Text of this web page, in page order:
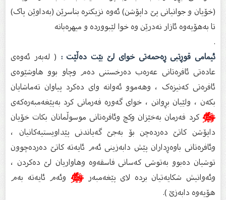
(خۆیان و جوانیانی پێ داپۆشن) ئەوە نزیکترە بناسرێن (بەداوێن پاک)
تا بەھۆیەوە ئازار نەدرێن وە خوا لێبووردە و میھرەبانە
ئیمامی قوڕتبی ڕەحمەتی خوای لێ بێت دەڵێت :( لەبەر ئەوەی
عادەتی ئافرەتانی عەرەب دەرخستنی دەم وچاو بوو هاوشێوەی
ئافرەتی کەنیزەک ، وهەموو ئەوانە وای دەکرد پیاوان تەماشایان
بکەن ، ولێیان بڕوانن ، خوای گەورە فەرمانی کرد بەپێغەمبەرەکەی
ﷺکرد فەرمان بەخێزان وکچ وئافرەتانی موسوڵمانان بکات خۆیان
داپۆشن کاتێ دەردەچن بۆ بەجێ گەیاندنی پێداویستیەکانیان ،
وئافرەتانی باوەڕداران پێش دابەزینی ئەم ئایەتە کاتێ دەردەچوون
توشیان دەبوو بەتوشی کەسانی فاسقەوە وهاواریان لێ دەکردن ،
وئەوانیش شکایەتیان بردە لای پێغەمبەرﷺوئەم ئایەتە بەم
هۆیەوە دابەزێ ).